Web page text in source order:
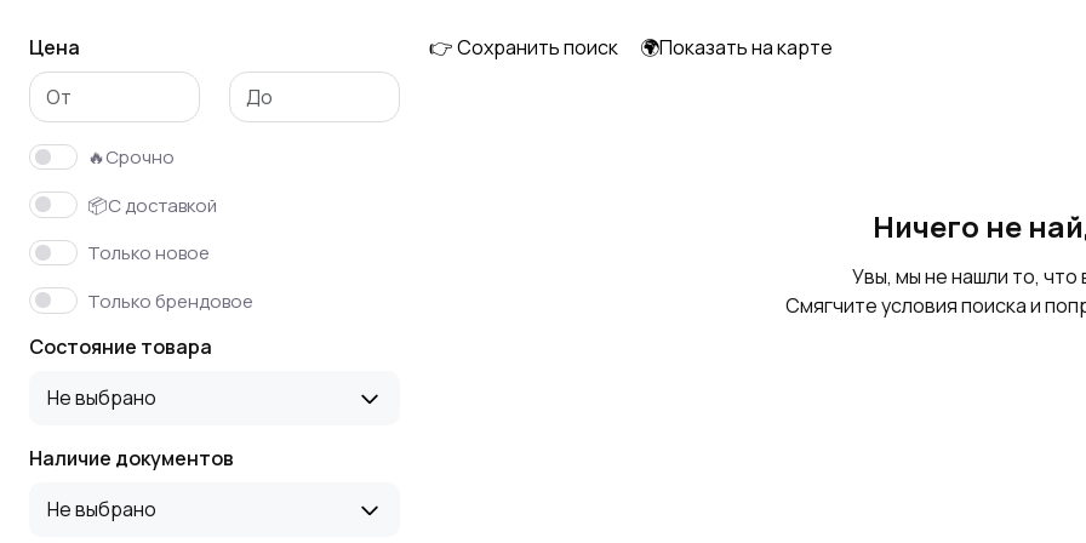
Флотационное
оборудование
самоходные машины
Цена
🔥Срочно
📦С доставкой
Только новое
Только брендовое
Состояние товара
Не выбрано
Наличие документов
Не выбрано
👉 Сохранить поиск 🌍Показать на карте
Ничего не
Увы, мы не нашли то, что
Смягчите условия поиска и